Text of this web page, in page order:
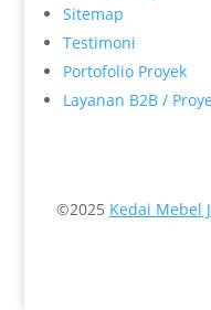
Sitemap
Testimoni
Portofolio Proyek
Layanan B2B /
©2025 Kedai Mebel